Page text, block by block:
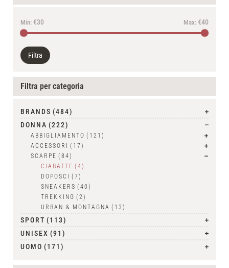
Min: €30 Max: €40
Filtra
Filtra per categoria
BRANDS (484)
DONNA (222)
ABBIGLIAMENTO (121)
ACCESSORI (17)
SCARPE (84)
CIABATTE (4)
DOPOSCI (7)
SNEAKERS (40)
TREKKING (2)
URBAN & MONTAGNA (13)
SPORT (113)
UNISEX (91)
UOMO (171)